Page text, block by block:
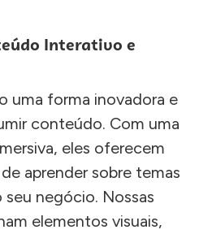
Interativo e
uma forma inovadora e
conteúdo. Com uma
eles oferecem
aprender sobre temas
negócio. Nossas
elementos visuais,